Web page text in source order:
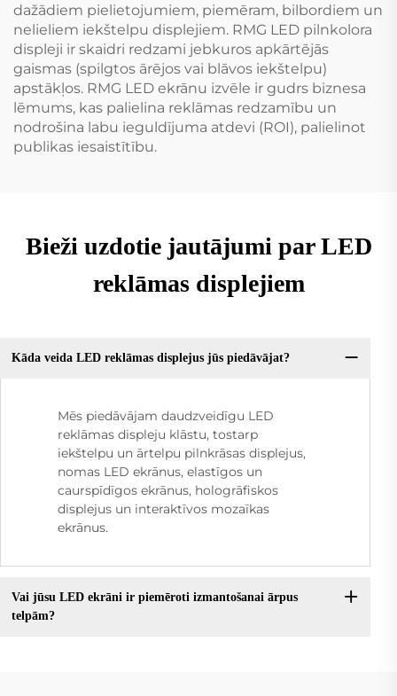
dažādiem pielietojumiem, piemēram, bilbordiem un
nelieliem iekštelpu displejiem. RMG LED pilnkolora
displeji ir skaidri redzami jebkuros apkārtējās
gaismas (spilgtos ārējos vai blāvos iekštelpu)
apstākļos. RMG LED ekrānu izvēle ir gudrs biznesa
lēmums, kas palielina reklāmas redzamību un
nodrošina labu ieguldījuma atdevi (ROI), palielinot
publikas iesaistītību.
Bieži uzdotie jautājumi par LED
reklāmas displejiem
Kāda veida LED reklāmas displejus jūs piedāvājat?
Mēs piedāvājam daudzveidīgu LED
reklāmas displeju klāstu, tostarp
iekštelpu un ārtelpu pilnkrāsas displejus,
nomas LED ekrānus, elastīgos un
caurspīdīgos ekrānus, hologrāfiskos
displejus un interaktīvos mozaīkas
ekrānus.
Vai jūsu LED ekrāni ir piemēroti izmantošanai ārpus
telpām?